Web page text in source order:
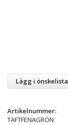
Lägg i önskelista
Artikelnummer:
TAFTFENAGRÖN